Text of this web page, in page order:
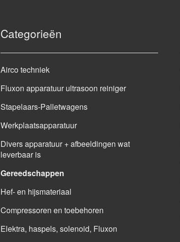
Categorieën
Airco techniek
Fluxon apparatuur ultrasoon reiniger
Stapelaars-Palletwagens
Werkplaatsapparatuur
Divers apparatuur + afbeeldingen wat
leverbaar is
Gereedschappen
Hef- en hijsmateriaal
Compressoren en toebehoren
Elektra, haspels, solenoid, Fluxon